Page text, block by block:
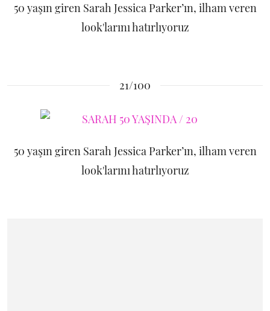
50 yaşın giren Sarah Jessica Parker’ın, ilham veren
look'larını hatırlıyoruz
21/100
50 yaşın giren Sarah Jessica Parker’ın, ilham veren
look'larını hatırlıyoruz